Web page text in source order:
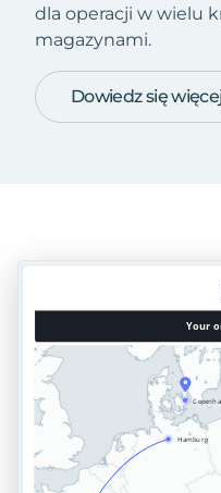
dla operacji w wielu
magazynami.
Dowiedz się